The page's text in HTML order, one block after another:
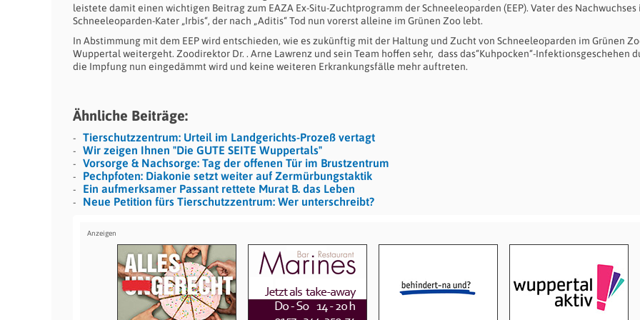
leistete damit einen wichtigen Beitrag zum EAZA Ex-Situ-Zuchtprogramm der Schneeleoparden (EEP). Vater des Nachwuchses
Schneeleoparden-Kater „Irbis“, der nach „Aditis“ Tod nun vorerst alleine im Grünen Zoo lebt.
In Abstimmung mit dem EEP wird entschieden, wie es zukünftig mit der Haltung und Zucht von Schneeleoparden im Grünen
Wuppertal weitergeht. Zoodirektor Dr. . Arne Lawrenz und sein Team hoffen sehr, dass das“Kuhpocken“-Infektionsgeschehen
die Impfung nun eingedämmt wird und keine weiteren Erkrankungsfälle mehr auftreten.
Ähnliche Beiträge:
Tierschutzzentrum: Urteil im Landgerichts-Prozeß vertagt
Wir zeigen Ihnen "Die GUTE SEITE Wuppertals"
Vorsorge & Nachsorge: Tag der offenen Tür im Brustzentrum
Pechpfoten: Diakonie setzt weiter auf Zermürbungstaktik
Ein aufmerksamer Passant rettete Murat B. das Leben
Neue Petition fürs Tierschutzzentrum: Wer unterschreibt?